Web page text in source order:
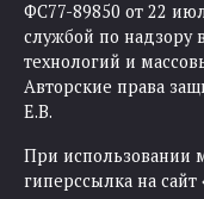
ФС77-89850 от 22
службой по надзору
технологий и
Авторские права
Е.В.
При использовании
гиперссылка на сайт